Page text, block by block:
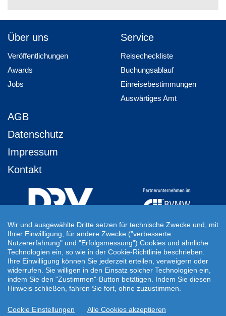
Über uns
Veröffentlichungen
Awards
Jobs
Service
Reisecheckliste
Buchungsablauf
Einreisebestimmungen
Auswärtiges Amt
AGB
Datenschutz
Impressum
Kontakt
Ihre Individuelle Reiseanfrage
Auf Ihre ganz persönlichen Vorstellungen abgestimmt!
Für Ihre individuellen Reisewünsche erstellen wir Ihnen gern ein
persönliches Angebot.
JETZT INDIVIDUELLE REISEANFRAGE ERSTELLEN
Wir und ausgewählte Dritte setzen für technische Zwecke und, mit
Ihrer Einwilligung, für andere Zwecke ("verbesserte
Nutzererfahrung" und "Erfolgsmessung") Cookies und ähnliche
Technologien ein, so wie in der Cookie-Richtlinie beschrieben.
Ihre Einwilligung können Sie jederzeit erteilen, verweigern oder
widerrufen. Sie willigen in den Einsatz solcher Technologien ein,
indem Sie den "Zustimmen"-Button betätigen. Indem Sie diesen
Hinweis schließen, fahren Sie fort, ohne zuzustimmen.
Cookie Einstellungen Alle Cookies akzeptieren